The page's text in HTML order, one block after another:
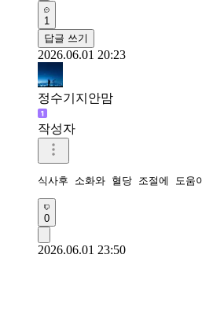
1
답글 쓰기
2026.06.01 20:23
정수기지안맘
작성자
식사후 소화와 혈당 조절에 도움
0
2026.06.01 23:50